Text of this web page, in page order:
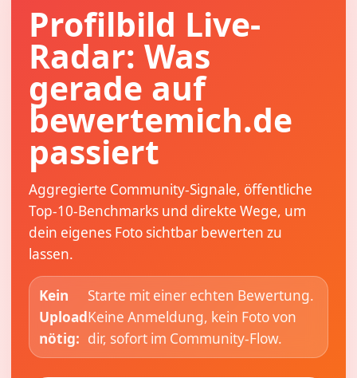
Profilbild Live-
Radar: Was
gerade auf
bewertemich.de
passiert
Aggregierte Community-Signale, öffentliche
Top-10-Benchmarks und direkte Wege, um
dein eigenes Foto sichtbar bewerten zu
lassen.
Kein
Upload
nötig:
Starte mit einer echten Bewertung.
Keine Anmeldung, kein Foto von
dir, sofort im Community-Flow.